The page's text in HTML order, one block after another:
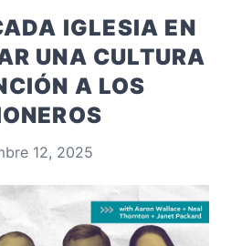
IGLESIA EN
UNA CULTURA
A LOS
12, 2025